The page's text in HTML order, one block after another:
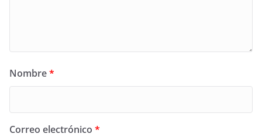
Nombre*
Correo electrónico *